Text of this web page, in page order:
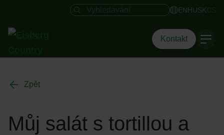
Vyhledávací pole ENHUSK
Kontakt
Zpět
Můj salát s tortillou a